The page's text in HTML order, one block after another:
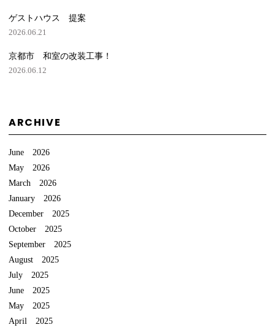
ゲストハウス 提案
2026.06.21
京都市 和室の改装工事！
2026.06.12
ARCHIVE
June 2026
May 2026
March 2026
January 2026
December 2025
October 2025
September 2025
August 2025
July 2025
June 2025
May 2025
April 2025